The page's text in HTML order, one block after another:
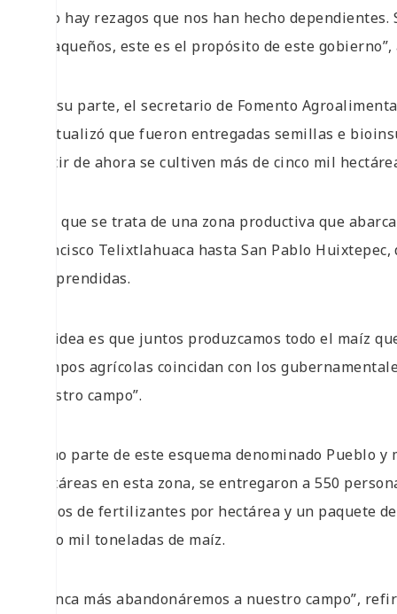
pero hay rezagos que nos han hecho
oaxaqueños, este es el propósito de este
Por su parte, el secretario de Fomento
puntualizó que fueron entregadas semillas e
partir de ahora se cultiven más de cinco mil
Dijo que se trata de una zona productiva que
Francisco Telixtlahuaca hasta San Pablo
comprendidas.
“La idea es que juntos produzcamos todo el maíz
tiempos agrícolas coincidan con los
nuestro campo”.
Como parte de este esquema denominado Pueblo
hectáreas en esta zona, se entregaron a 550
bultos de fertilizantes por hectárea y un paquete
cinco mil toneladas de maíz.
“Nunca más abandonáremos a nuestro campo”,